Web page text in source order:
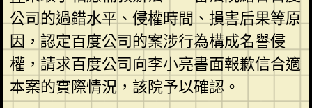
公司的過錯水平、侵權時間、損害后果等原
因，認定百度公司的案涉行為構成名譽侵
權，請求百度公司向李小亮書面報歉信合適
本案的實際情況，該院予以確認。